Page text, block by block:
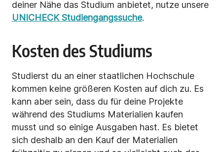
deiner Nähe das Studium anbietet, nutze unsere
UNICHECK Studiengangssuche.
Kosten des Studiums
Studierst du an einer staatlichen Hochschule
kommen keine größeren Kosten auf dich zu. Es
kann aber sein, dass du für deine Projekte
während des Studiums Materialien kaufen
musst und so einige Ausgaben hast. Es bietet
sich deshalb an den Kauf der Materialien